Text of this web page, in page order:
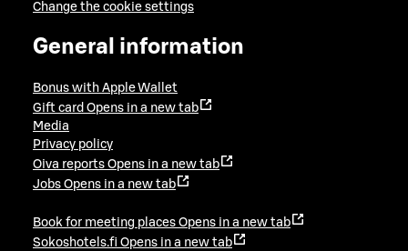
Change the cookie settings
General information
Bonus with Apple Wallet
Gift card Opens in a new tab
Media
Privacy policy
Oiva reports Opens in a new tab
Jobs Opens in a new tab
Book for meeting places Opens in a new tab
Sokoshotels.fi Opens in a new tab